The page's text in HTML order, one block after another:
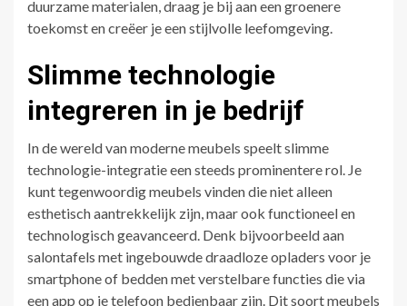
duurzame materialen, draag je bij aan een groenere
toekomst en creëer je een stijlvolle leefomgeving.
Slimme technologie
integreren in je bedrijf
In de wereld van moderne meubels speelt slimme
technologie-integratie een steeds prominentere rol. Je
kunt tegenwoordig meubels vinden die niet alleen
esthetisch aantrekkelijk zijn, maar ook functioneel en
technologisch geavanceerd. Denk bijvoorbeeld aan
salontafels met ingebouwde draadloze opladers voor je
smartphone of bedden met verstelbare functies die via
een app op je telefoon bedienbaar zijn. Dit soort meubels